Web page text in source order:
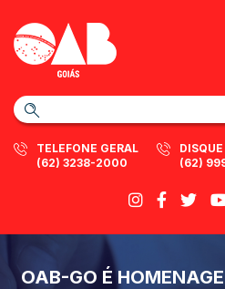
TELEFONE GERAL
(62) 3238-2000
(62)
OAB-GO É